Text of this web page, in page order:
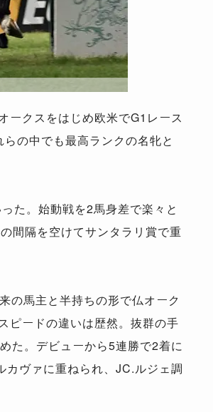
ークスをはじめ欧米でG1レース
の中でも最高ランクの名牝と
た。始動戦を2馬身差で楽々と
間隔を空けてサンタラリ賞で重
の馬主と半持ちの形で仏オーク
ピードの違いは歴然。抜群の手
た。デビューから5連勝で2着に
ヴァに重ねられ、JC.ルジェ調